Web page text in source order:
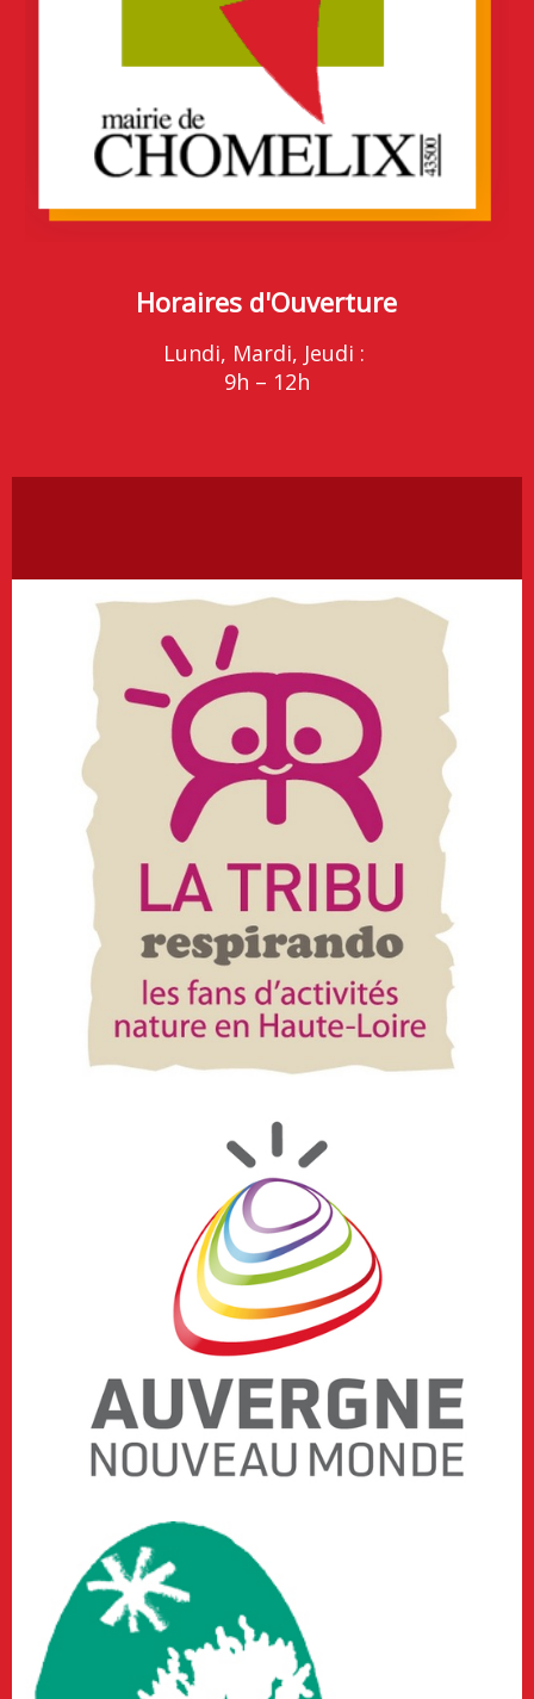
Horaires d'Ouverture
Lundi, Mardi, Jeudi :
9h – 12h